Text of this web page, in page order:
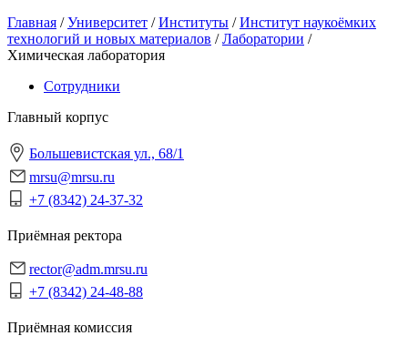
Главная /Университет /Институты /Институт наукоёмких
технологий и новых материалов /Лаборатории /
Химическая лаборатория
Сотрудники
Главный корпус
Большевистская ул., 68/1
mrsu@mrsu.ru
+7 (8342) 24-37-32
Приёмная ректора
rector@adm.mrsu.ru
+7 (8342) 24-48-88
Приёмная комиссия